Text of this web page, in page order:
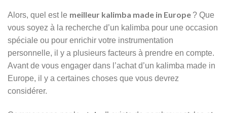
Alors, quel est le meilleur kalimba made in Europe ? Que
vous soyez à la recherche d’un kalimba pour une occasion
spéciale ou pour enrichir votre instrumentation
personnelle, il y a plusieurs facteurs à prendre en compte.
Avant de vous engager dans l’achat d’un kalimba made in
Europe, il y a certaines choses que vous devrez
considérer.